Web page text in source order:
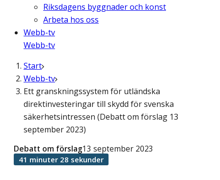
Riksdagens byggnader och konst
Arbeta hos oss
Webb-tv
Webb-tv
Start
Webb-tv
Ett granskningssystem för utländska
direktinvesteringar till skydd för svenska
säkerhetsintressen (Debatt om förslag 13
september 2023)
Debatt om förslag13 september 2023
41 minuter 28 sekunder